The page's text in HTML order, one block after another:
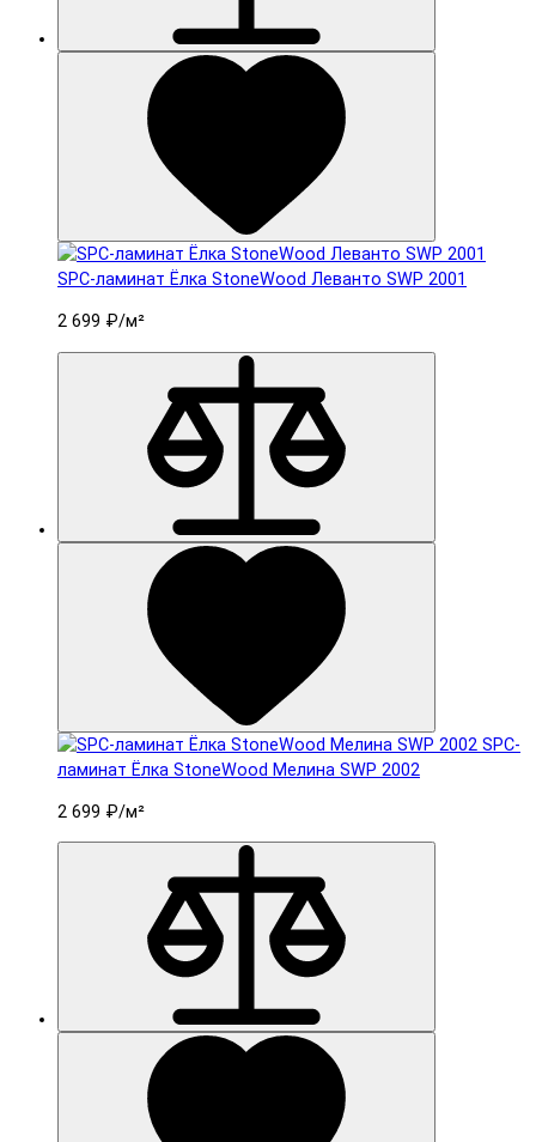
SPC-ламинат Ëлка StoneWood Леванто SWP 2001
2 699 ₽/м²
SPC-
ламинат Ëлка StoneWood Мелина SWP 2002
2 699 ₽/м²